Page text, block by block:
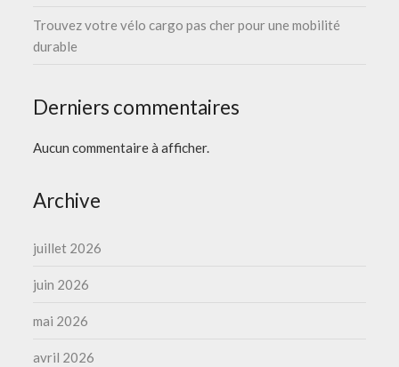
Trouvez votre vélo cargo pas cher pour une mobilité
durable
Derniers commentaires
Aucun commentaire à afficher.
Archive
juillet 2026
juin 2026
mai 2026
avril 2026